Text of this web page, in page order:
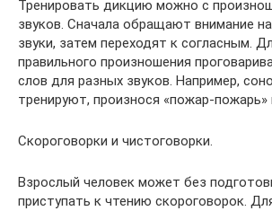
Тренировать дикцию можно с
звуков. Сначала обращают внимание
звуки, затем переходят к согласным.
правильного произношения
слов для разных звуков. Например,
тренируют, произнося «пожар-пожарь»
Скороговорки и чистоговорки.
Взрослый человек может без
приступать к чтению скороговорок.